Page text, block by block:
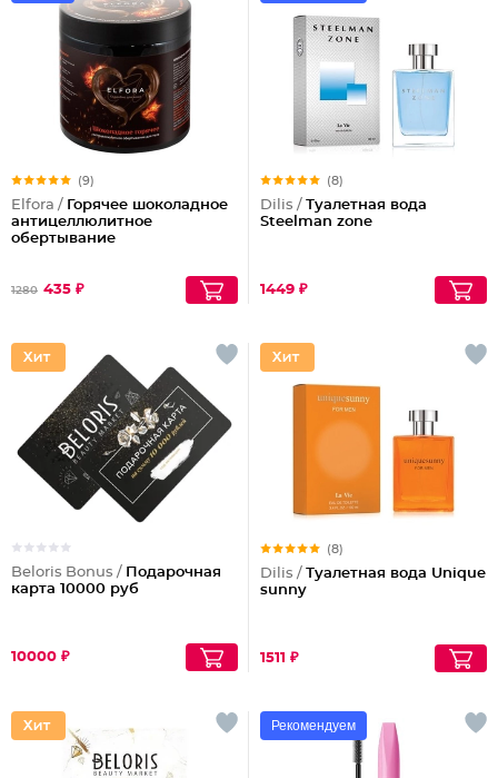
(9)
Elfora / Горячее шоколадное
антицеллюлитное
обертывание
1280 435 ₽
(8)
Dilis / Туалетная вода
Steelman zone
1449 ₽
Beloris Bonus / Подарочная
карта 10000 руб
10000 ₽
(8)
Dilis / Туалетная вода Unique
sunny
1511 ₽
Рекомендуем